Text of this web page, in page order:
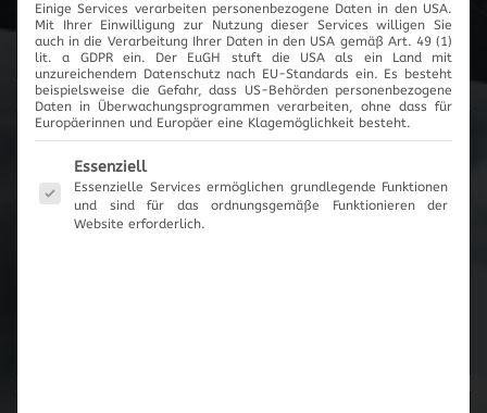
Cartronic Innovationen
Produktanfrage
Es wurden keine Artikel vorgemerkt
Einige Services verarbeiten personenbezogene Daten in den USA.
Mit Ihrer Einwilligung zur Nutzung dieser Services willigen Sie
auch in die Verarbeitung Ihrer Daten in den USA gemäß Art. 49 (1)
lit. a GDPR ein. Der EuGH stuft die USA als ein Land mit
unzureichendem Datenschutz nach EU-Standards ein. Es besteht
beispielsweise die Gefahr, dass US-Behörden personenbezogene
Daten in Überwachungsprogrammen verarbeiten, ohne dass für
Europäerinnen und Europäer eine Klagemöglichkeit besteht.
Es folgt eine Liste der Service-Gruppen, für die eine
Essenziell
Essenzielle Services ermöglichen grundlegende Funktionen
und sind für das ordnungsgemäße Funktionieren der
Website erforderlich.